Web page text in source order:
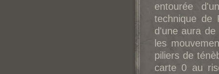
entourée
technique de
d'une aura
les
piliers de
carte 0 au